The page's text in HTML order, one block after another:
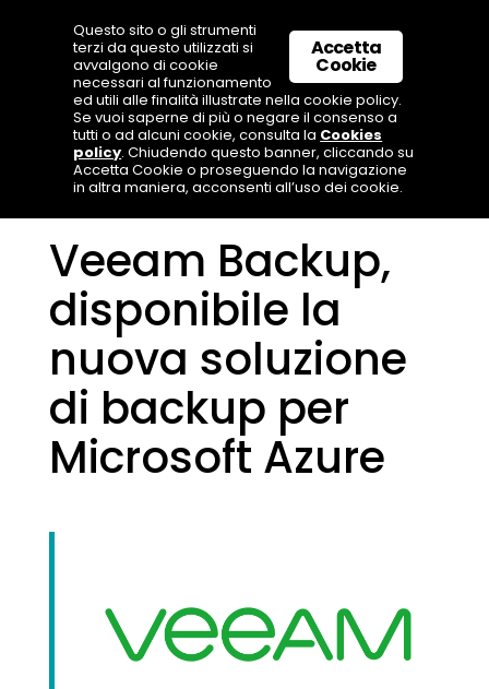
Veeam Backup,
disponibile la
nuova soluzione
di backup per
Microsoft Azure
Accetta
Cookie
Questo sito o gli strumenti
terzi da questo utilizzati si
avvalgono di cookie
necessari al funzionamento
ed utili alle finalità illustrate nella cookie policy.
Se vuoi saperne di più o negare il consenso a
tutti o ad alcuni cookie, consulta la Cookies
policy. Chiudendo questo banner, cliccando su
Accetta Cookie o proseguendo la navigazione
in altra maniera, acconsenti all’uso dei cookie.